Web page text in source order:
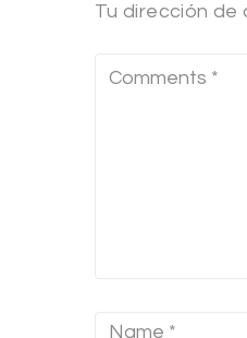
Tu dirección de